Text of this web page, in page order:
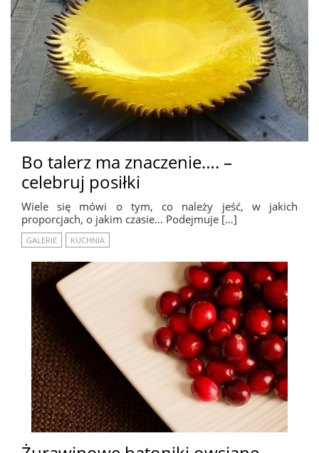
Bo talerz ma znaczenie…. –
celebruj posiłki
Wiele się mówi o tym, co należy jeść, w jakich
proporcjach, o jakim czasie… Podejmuje […]
GALERIE KUCHNIA